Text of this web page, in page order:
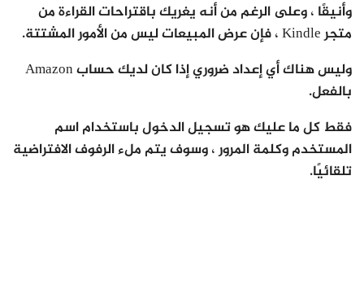
وأنيقًا ، وعلى الرغم من أنه يغريك باقتراحات القراءة من
متجر Kindle ، فإن عرض المبيعات ليس من الأمور المشتتة.
وليس هناك أي إعداد ضروري إذا كان لديك حساب Amazon
بالفعل.
فقط كل ما عليك هو تسجيل الدخول باستخدام اسم
المستخدم وكلمة المرور ، وسوف يتم ملء الرفوف الافتراضية
تلقائيًا.